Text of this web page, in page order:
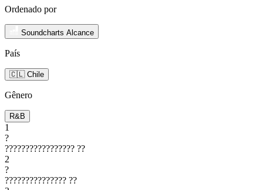
Ordenado por
Soundcharts Alcance
País
🇨🇱 Chile
Gênero
R&B
1
?
????????????????? ??
2
?
??????????????? ??